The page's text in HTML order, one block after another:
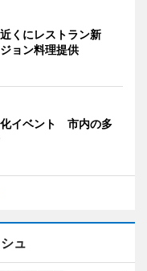
くにレストラン新
ョン料理提供
化イベント 市内の多
ュ